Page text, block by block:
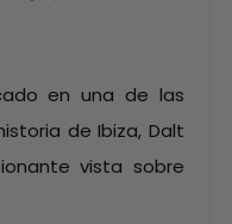
en una de las
de Ibiza, Dalt
vista sobre